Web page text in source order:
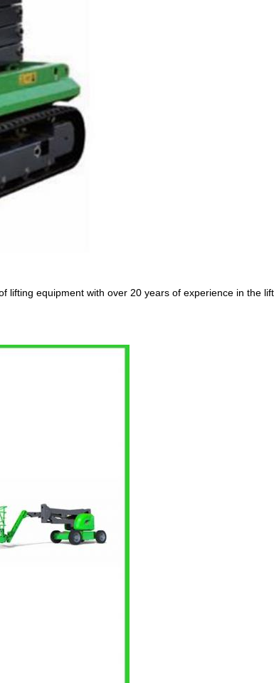
equipment with over 20 years of experience in the